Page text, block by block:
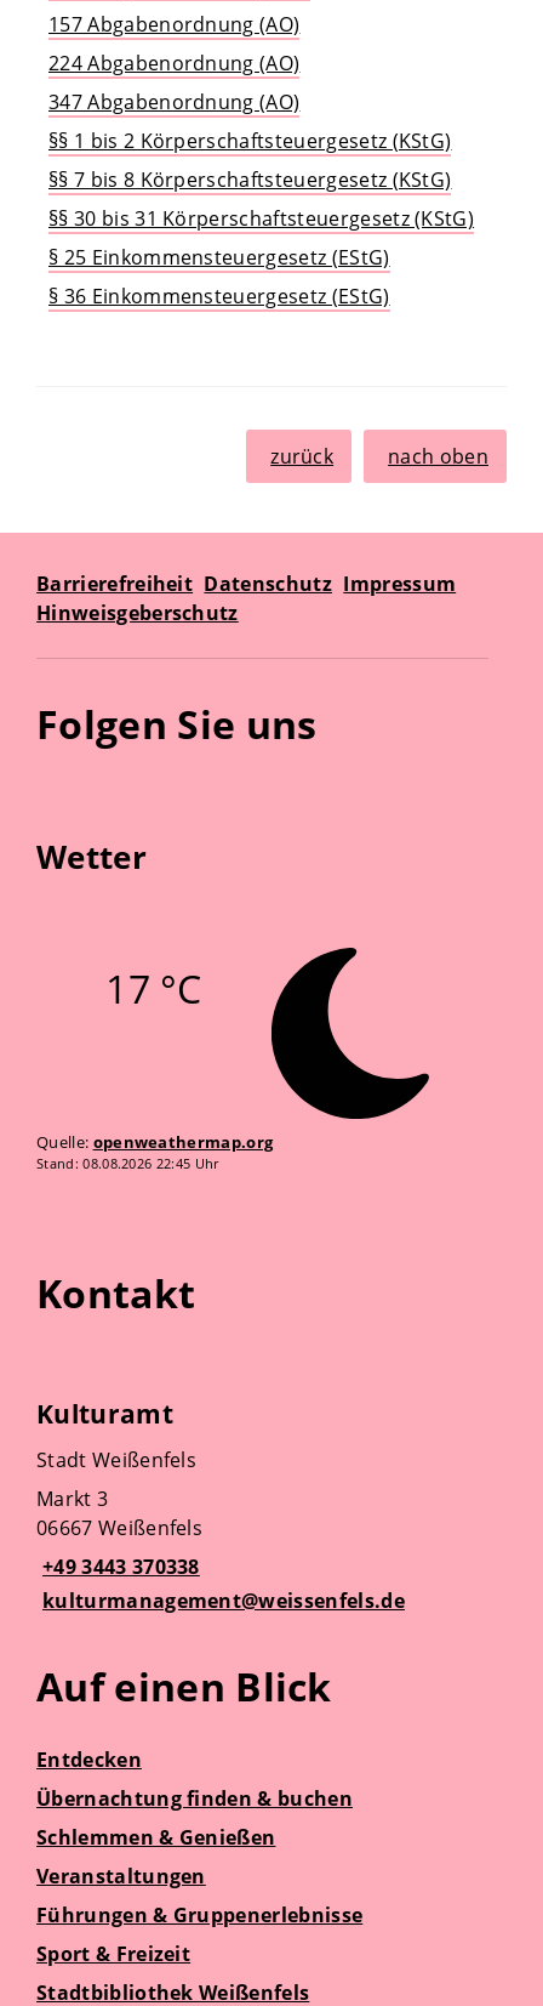
157 Abgabenordnung (AO)
224 Abgabenordnung (AO)
347 Abgabenordnung (AO)
§§ 1 bis 2 Körperschaftsteuergesetz (KStG)
§§ 7 bis 8 Körperschaftsteuergesetz (KStG)
§§ 30 bis 31 Körperschaftsteuergesetz (KStG)
§ 25 Einkommensteuergesetz (EStG)
§ 36 Einkommensteuergesetz (EStG)
zurück nach oben
Barrierefreiheit Datenschutz Impressum
Hinweisgeberschutz
Folgen Sie uns
Wetter
17 °C
Quelle: openweathermap.org
Stand: 08.08.2026 22:45 Uhr
Kontakt
Kulturamt
Stadt Weißenfels
Markt 3
06667 Weißenfels
+49 3443 370338
kulturmanagement@weissenfels.de
Auf einen Blick
Entdecken
Übernachtung finden & buchen
Schlemmen & Genießen
Veranstaltungen
Führungen & Gruppenerlebnisse
Sport & Freizeit
Stadtbibliothek Weißenfels